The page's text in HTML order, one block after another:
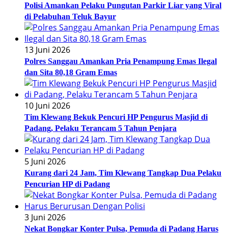
Polisi Amankan Pelaku Pungutan Parkir Liar yang Viral
di Pelabuhan Teluk Bayur
13 Juni 2026
Polres Sanggau Amankan Pria Penampung Emas Ilegal
dan Sita 80,18 Gram Emas
10 Juni 2026
Tim Klewang Bekuk Pencuri HP Pengurus Masjid di
Padang, Pelaku Terancam 5 Tahun Penjara
5 Juni 2026
Kurang dari 24 Jam, Tim Klewang Tangkap Dua Pelaku
Pencurian HP di Padang
3 Juni 2026
Nekat Bongkar Konter Pulsa, Pemuda di Padang Harus